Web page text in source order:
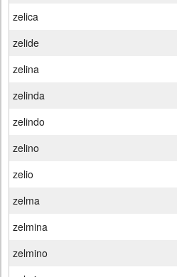
zelica
zelide
zelina
zelinda
zelindo
zelino
zelio
zelma
zelmina
zelmino